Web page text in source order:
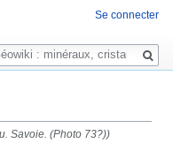
Savoie. (Photo 73?))
Se connecter